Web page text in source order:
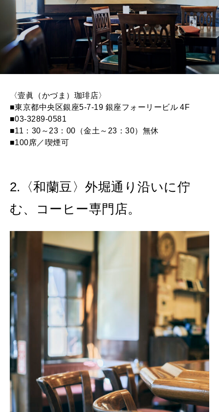
〈壹眞（かづま）珈琲店〉
■東京都中央区銀座5-7-19 銀座フォーリービル 4F
■03-3289-0581
■11：30～23：00（金土～23：30）無休
■100席／喫煙可
2.〈和蘭豆〉外堀通り沿いに佇
む、コーヒー専門店。